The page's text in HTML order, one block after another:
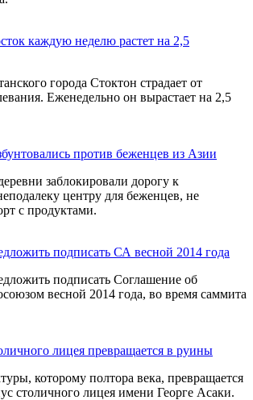
каждую неделю растет на 2,5
города Стоктон страдает от
Еженедельно он вырастает на 2,5
против беженцев из Азии
заблокировали дорогу к
центру для беженцев, не
с продуктами.
подписать СА весной 2014 года
подписать Соглашение об
весной 2014 года, во время саммита
лицея превращается в руины
которому полтора века, превращается
столичного лицея имени Георге Асаки.